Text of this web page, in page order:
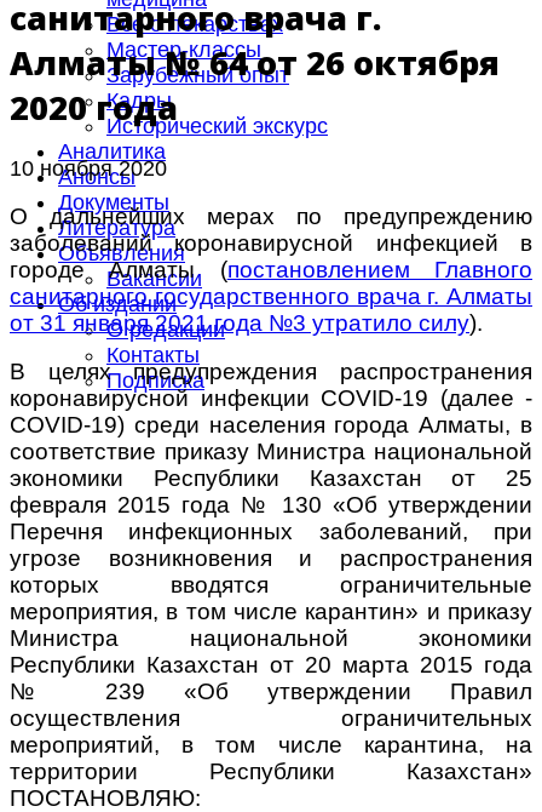
Все о лекарствах
Мастер-классы
Зарубежный опыт
Кадры
Исторический экскурс
Аналитика
Анонсы
Документы
Литература
Объявления
Вакансии
Об издании
О редакции
Контакты
Подписка
санитарного врача г.
Алматы № 64 от 26 октября
2020 года
10 ноября 2020
О дальнейших мерах по предупреждению
заболеваний коронавирусной инфекцией в
городе Алматы (постановлением Главного
санитарного государственного врача г. Алматы
от 31 января 2021 года №3 утратило силу).
В целях предупреждения распространения
коронавирусной инфекции COVID-19 (далее -
COVID-19) среди населения города Алматы, в
соответствие приказу Министра национальной
экономики Республики Казахстан от 25
февраля 2015 года № 130 «Об утверждении
Перечня инфекционных заболеваний, при
угрозе возникновения и распространения
которых вводятся ограничительные
мероприятия, в том числе карантин» и приказу
Министра национальной экономики
Республики Казахстан от 20 марта 2015 года
№ 239 «Об утверждении Правил
осуществления ограничительных
мероприятий, в том числе карантина, на
территории Республики Казахстан»
ПОСТАНОВЛЯЮ: